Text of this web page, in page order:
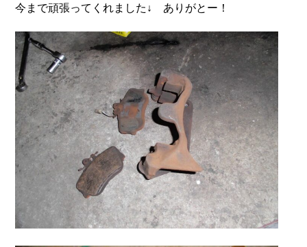
今まで頑張ってくれました ↓ ありがとー！